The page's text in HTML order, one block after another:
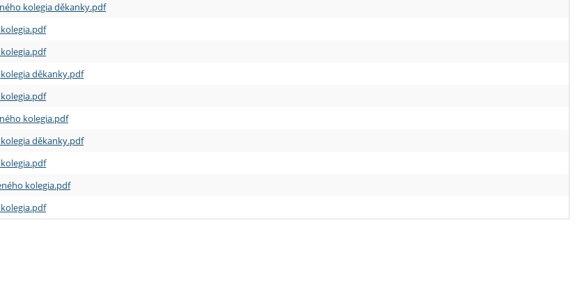
kolegia děkanky.pdf
kolegia děkanky.pdf
kolegia.pdf
kolegia děkanky.pdf
kolegia.pdf